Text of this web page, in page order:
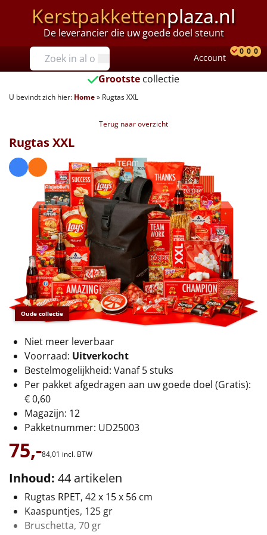
Kerstpakkettenplaza.nl
De leverancier die uw goede doel steunt
Prijzen
Tot €25
€25 tot €35
€40 tot €45
€45 tot €50
€50 tot €55
€55 tot €75
€75 tot €100
€100 en hoger
Thema
Origineel
Rituals
Vrouwen
Duurzaam
Account
0 0 0
Grootste collectie
U bevindt zich hier: Home» Rugtas XXL
Terug naar overzicht
Oude collectie
Rugtas XXL
Niet meer leverbaar
Voorraad: Uitverkocht
Bestelmogelijkheid: Vanaf 5 stuks
Per pakket afgedragen aan uw goede doel (Gratis):
€ 0,60
Magazijn: 12
Pakketnummer: UD25003
75,-84,01 incl. BTW
Inhoud: 44 artikelen
Rugtas RPET, 42 x 15 x 56 cm
Kaaspuntjes, 125 gr
Bruschetta, 70 gr